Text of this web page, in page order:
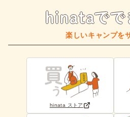
楽しいキャンプを
hinata ストア